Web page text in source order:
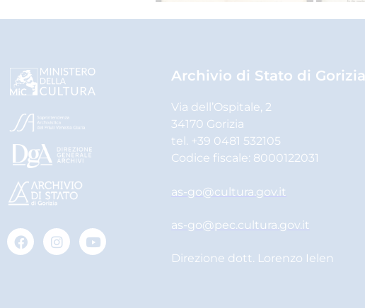
Archivio di Stato di Gorizia
Via dell’Ospitale, 2
34170 Gorizia
tel. +39 0481 532105
Codice fiscale: 8000122031
as-go@cultura.gov.it
as-go@pec.cultura.gov.it
Direzione dott. Lorenzo Ielen